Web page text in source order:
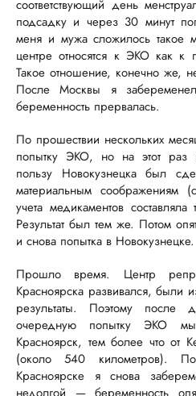
соответствующий день
подсадку и через 30 минут
меня и мужа сложилось такое
центре относятся к ЭКО как к
Такое отношение, конечно же,
После Москвы я
беременность прервалась.
По прошествии нескольких
попытку ЭКО, но на этот раз
пользу Новокузнецка был
материальным соображениям
учета медикаментов
Результат был тем же. Потом
и снова попытка в Новокузнецке.
Прошло время. Центр
Красноярска развивался, были
результаты. Поэтому после
очередную попытку ЭКО
Красноярск, тем более что от
(около 540 километров).
Красноярске я снова